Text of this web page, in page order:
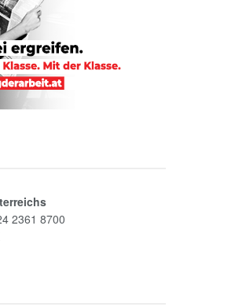
2361 8700